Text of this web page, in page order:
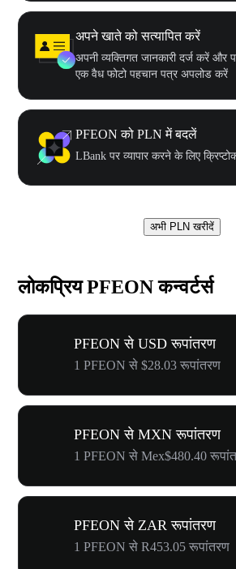
अपने खाते को सत्यापित करें
अपनी व्यक्तिगत जानकारी दर्ज करें और
एक वैध फोटो पहचान पत्र अपलोड करें
PFEON को PLN में बदलें
LBank पर व्यापार करने के लिए
अभी PLN खरीदें
लोकप्रिय PFEON कन्वर्टर्स
PFEON से USD रूपांतरण
1 PFEON से $28.03 रूपांतरण
PFEON से MXN रूपांतरण
1 PFEON से Mex$480.40
PFEON से ZAR रूपांतरण
1 PFEON से R453.05 रूपांतरण